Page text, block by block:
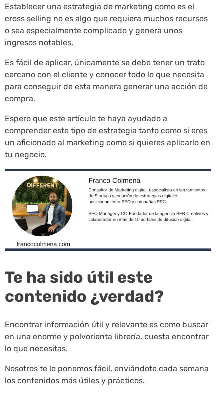
Establecer una estrategia de marketing como es el
cross selling no es algo que requiera muchos recursos
o sea especialmente complicado y genera unos
ingresos notables.
Es fácil de aplicar, únicamente se debe tener un trato
cercano con el cliente y conocer todo lo que necesita
para conseguir de esta manera generar una acción de
compra.
Espero que este artículo te haya ayudado a
comprender este tipo de estrategia tanto como si eres
un aficionado al marketing como si quieres aplicarlo en
tu negocio.
Te ha sido útil este
contenido ¿verdad?
Encontrar información útil y relevante es como buscar
en una enorme y polvorienta librería, cuesta encontrar
lo que necesitas.
Nosotros te lo ponemos fácil, enviándote cada semana
los contenidos más útiles y prácticos.